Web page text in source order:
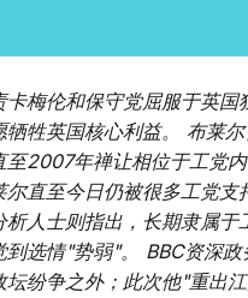
卡梅伦和保守党屈服于英
牺牲英国核心利益。 布莱
至2007年禅让相位于工党
尔直至今日仍被很多工党
析人士则指出，长期隶属
到选情"势弱"。 BBC资深
坛纷争之外；此次他"重出